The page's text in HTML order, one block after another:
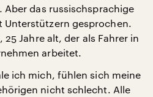
das russischsprachige
Unterstützern gesprochen.
Jahre alt, der als Fahrer in
arbeitet.
ich mich, fühlen sich meine
nicht schlecht. Alle